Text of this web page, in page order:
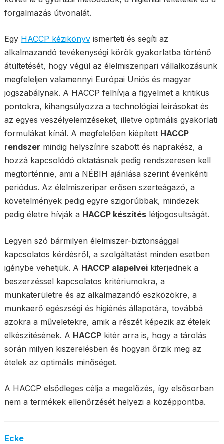
forgalmazás útvonalát.
Egy HACCP kézikönyvismerteti és segíti az
alkalmazandó tevékenységi körök gyakorlatba történő
átültetését, hogy végül az élelmiszeripari vállalkozásunk
megfeleljen valamennyi Európai Uniós és magyar
jogszabálynak. A HACCP felhívja a figyelmet a kritikus
pontokra, kihangsúlyozza a technológiai leírásokat és
az egyes veszélyelemzéseket, illetve optimális gyakorlati
formulákat kínál. A megfelelően kiépített HACCP
rendszer mindig helyszínre szabott és naprakész, a
hozzá kapcsolódó oktatásnak pedig rendszeresen kell
megtörténnie, ami a NÉBIH ajánlása szerint évenkénti
periódus. Az élelmiszeripar erősen szerteágazó, a
követelmények pedig egyre szigorúbbak, mindezek
pedig életre hívják a HACCP készítéslétjogosultságát.
Legyen szó bármilyen élelmiszer-biztonsággal
kapcsolatos kérdésről, a szolgáltatást minden esetben
igénybe vehetjük. A HACCP alapelveikiterjednek a
beszerzéssel kapcsolatos kritériumokra, a
munkaterületre és az alkalmazandó eszközökre, a
munkaerő egészségi és higiénés állapotára, továbbá
azokra a műveletekre, amik a részét képezik az ételek
elkészítésének. A HACCPkitér arra is, hogy a tárolás
során milyen kiszerelésben és hogyan őrzik meg az
ételek az optimális minőséget.
A HACCP elsődleges célja a megelőzés, így elsősorban
nem a termékek ellenőrzését helyezi a középpontba.
Ecke